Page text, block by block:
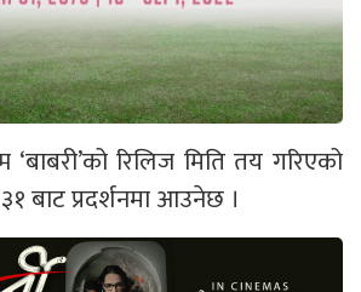
रिलिज मिति तय गरिएको
बाट प्रदर्शनमा आउनेछ ।